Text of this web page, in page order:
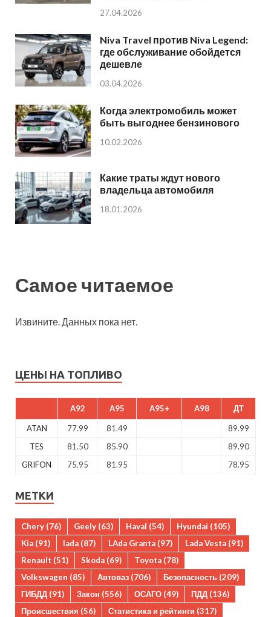
27.04.2026
Niva Travel против Niva Legend:
где обслуживание обойдется
дешевле
03.04.2026
Когда электромобиль может
быть выгоднее бензинового
10.02.2026
Какие траты ждут нового
владельца автомобиля
18.01.2026
Самое читаемое
Извините. Данных пока нет.
ЦЕНЫ НА ТОПЛИВО
A92 A95 A95+ A98 ДТ
ATAN 77.99 81.49
89.99
TES
81.50 85.90
89.90
GRIFON
75.95 81.95 78.95
МЕТКИ
Chery (76) Geely (63) Haval (54) Hyundai (105)
Kia (91) lada (87) LAda Granta (97) Lada Vesta (91)
Renault (51) Skoda (69) Toyota (78)
Volkswagen (85) Автоваз (706) Безопасность (209)
ГИБДД (91) Закон (556) ОСАГО (49) ПДД (136)
Происшествия (56) Статистика и рейтинги (317)